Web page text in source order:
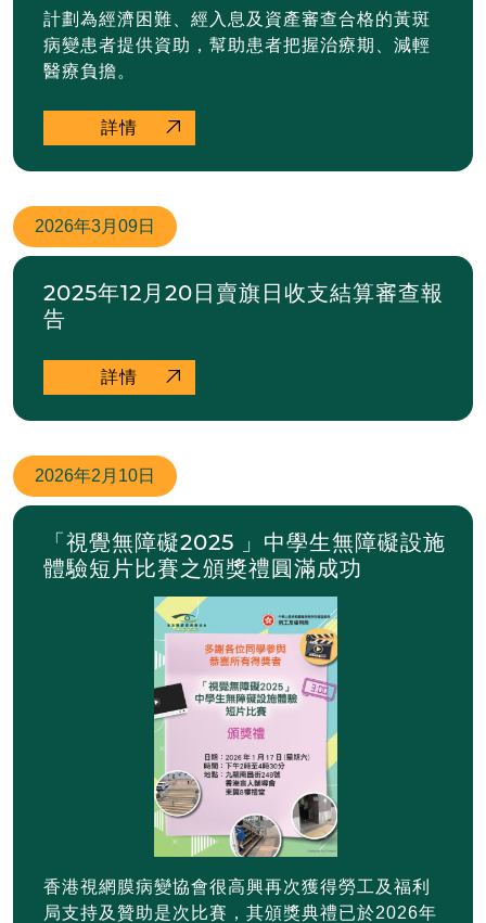
計劃為經濟困難、經入息及資產審查合格的黃斑
病變患者提供資助，幫助患者把握治療期、減輕
醫療負擔。
詳情
2026年3月09日
2025年12月20日賣旗⽇收⽀結算審查報
告
詳情
2026年2月10日
「視覺無障礙2025 」中學生無障礙設施
體驗短片比賽之頒獎禮圓滿成功
香港視網膜病變協會很高興再次獲得勞工及福利
局支持及贊助是次比賽，其頒獎典禮已於2026年